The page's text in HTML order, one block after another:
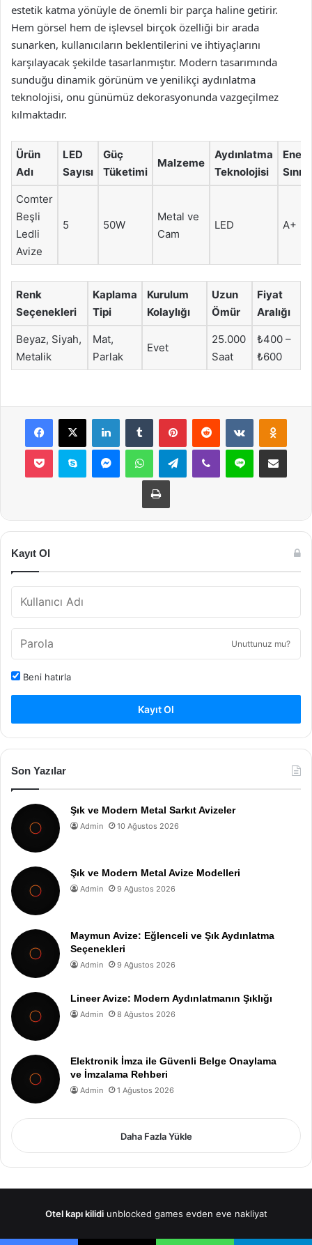
estetik katma yönüyle de önemli bir parça haline getirir.
Hem görsel hem de işlevsel birçok özelliği bir arada
sunarken, kullanıcıların beklentilerini ve ihtiyaçlarını
karşılayacak şekilde tasarlanmıştır. Modern tasarımında
sunduğu dinamik görünüm ve yenilikçi aydınlatma
teknolojisi, onu günümüz dekorasyonunda vazgeçilmez
kılmaktadır.
Ürün
Adı
LED
Sayısı
Güç
Tüketimi
Malzeme
Aydınlatma
Teknolojisi
Enerji
Sınıfı
Comter
Beşli
Ledli
Avize
5 50W
Metal ve
Cam
LED A+
Renk
Seçenekleri
Kaplama
Tipi
Kurulum
Kolaylığı
Uzun
Ömür
Fiyat
Aralığı
Beyaz, Siyah,
Metalik
Mat,
Parlak
Evet
25.000
Saat
₺400 –
₺600
Facebook
X LinkedInTumblr PinterestReddit VKontakte
Pocket Skype MessengerWhatsAppTelegramViber Line E-Posta ile
Yazdır
Kayıt Ol
Unuttunuz mu?
Beni hatırla
Kayıt Ol
Son Yazılar
Şık ve Modern Metal Sarkıt Avizeler
Admin 10 Ağustos 2026
Şık ve Modern Metal Avize Modelleri
Admin 9 Ağustos 2026
Maymun Avize: Eğlenceli ve Şık Aydınlatma
Seçenekleri
Admin 9 Ağustos 2026
Lineer Avize: Modern Aydınlatmanın Şıklığı
Admin 8 Ağustos 2026
Elektronik İmza ile Güvenli Belge Onaylama
ve İmzalama Rehberi
Admin 1 Ağustos 2026
Daha Fazla Yükle
Otel kapı kilidi unblocked games evden eve nakliyat